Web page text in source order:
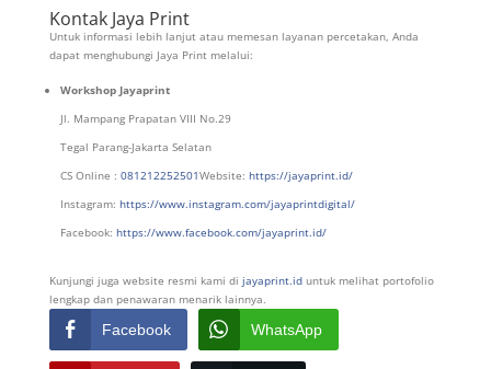
Kontak Jaya Print
Untuk informasi lebih lanjut atau memesan layanan percetakan, Anda
dapat menghubungi Jaya Print melalui:
Workshop Jayaprint
Jl. Mampang Prapatan VIII No.29
Tegal Parang-Jakarta Selatan
CS Online : 081212252501Website: https://jayaprint.id/
Instagram: https://www.instagram.com/jayaprintdigital/
Facebook: https://www.facebook.com/jayaprint.id/
Kunjungi juga website resmi kami di jayaprint.iduntuk melihat portofolio
lengkap dan penawaran menarik lainnya.
Facebook WhatsApp